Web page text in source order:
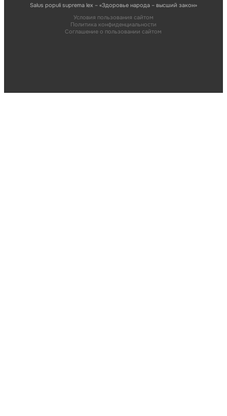
Salus populi suprema lex – «Здоровье народа – высший закон»
Условия пользования сайтом
Политика конфиденциальности
Соглашение о пользовании сайтом